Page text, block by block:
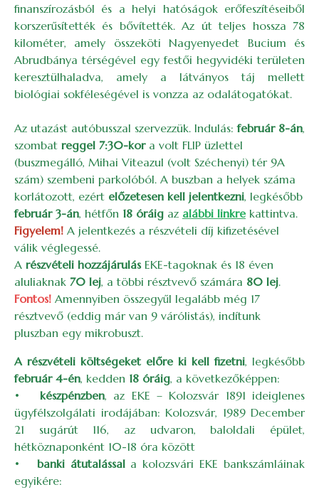
finanszírozásból és a helyi hatóságok erőfeszítéseiből
korszerűsítették és bővítették. Az út teljes hossza 78
kilométer, amely összeköti Nagyenyedet Bucium és
Abrudbánya térségével egy festői hegyvidéki területen
keresztülhaladva, amely a látványos táj mellett
biológiai sokféleségével is vonzza az odalátogatókat.
Az utazást autóbusszal szervezzük. Indulás:február 8-án,
szombat reggel 7:30-kora volt FLIP üzlettel
(buszmegálló, Mihai Viteazul (volt Széchenyi) tér 9A
szám) szembeni parkolóból. A buszban a helyek száma
korlátozott, ezért előzetesen kell jelentkezni, legkésőbb
február 3-án, hétfőn 18 óráig az alábbi linkre kattintva.
Figyelem! A jelentkezés a részvételi díj kifizetésével
válik véglegessé.
A részvételi hozzájárulás EKE-tagoknak és 18 éven
aluliaknak 70 lej, a többi résztvevő számára 80 lej.
Fontos! Amennyiben összegyűl legalább még 17
résztvevő (eddig már van 9 várólistás), indítunk
pluszban egy mikrobuszt.
A részvételi költségeket előre ki kell fizetni, legkésőbb
február 4-én, kedden 18 óráig, a következőképpen:
• készpénzben, az EKE – Kolozsvár 1891 ideiglenes
ügyfélszolgálati irodájában: Kolozsvár, 1989 December
21 sugárút 116, az udvaron, baloldali épület,
hétköznaponként 10-18 óra között
• banki átutalássala kolozsvári EKE bankszámláinak
egyikére: